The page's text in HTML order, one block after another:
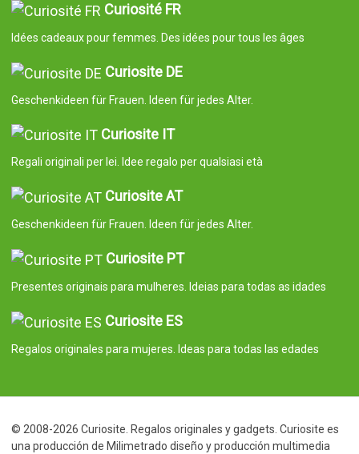
Curiosité FR
Idées cadeaux pour femmes. Des idées pour tous les âges
Curiosite DE
Geschenkideen für Frauen. Ideen für jedes Alter.
Curiosite IT
Regali originali per lei. Idee regalo per qualsiasi età
Curiosite AT
Geschenkideen für Frauen. Ideen für jedes Alter.
Curiosite PT
Presentes originais para mulheres. Ideias para todas as idades
Curiosite ES
Regalos originales para mujeres. Ideas para todas las edades
© 2008-2026 Curiosite. Regalos originales y gadgets. Curiosite es
una producción de Milimetrado diseño y producción multimedia